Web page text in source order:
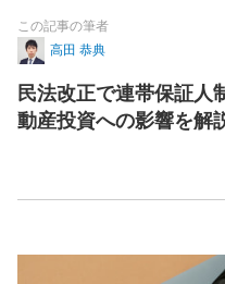
この記事の筆者
高田 恭典
民法改正で連帯保証人
動産投資への影響を解